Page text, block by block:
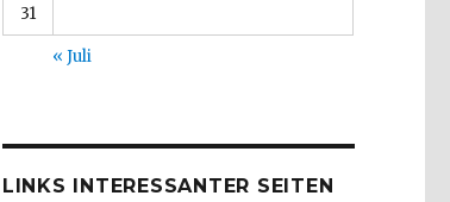
31
« Juli
LINKS INTERESSANTER SEITEN